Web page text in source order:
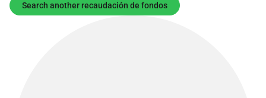
Search another recaudación de fondos